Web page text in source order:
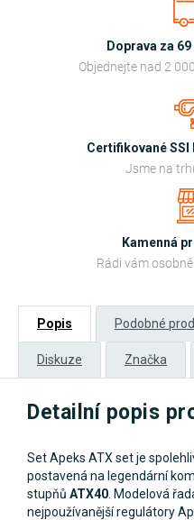
Doprava za
Objednejte nad 2
Certifikované SSI
Jsme na
Kamenná
Rádi vám
Popis Podobné
Diskuze Značka
Detailní popis
Set Apeks ATX set je
postavená na legendární
stupňů ATX40 . Modelová
nejpoužívanější regulátory